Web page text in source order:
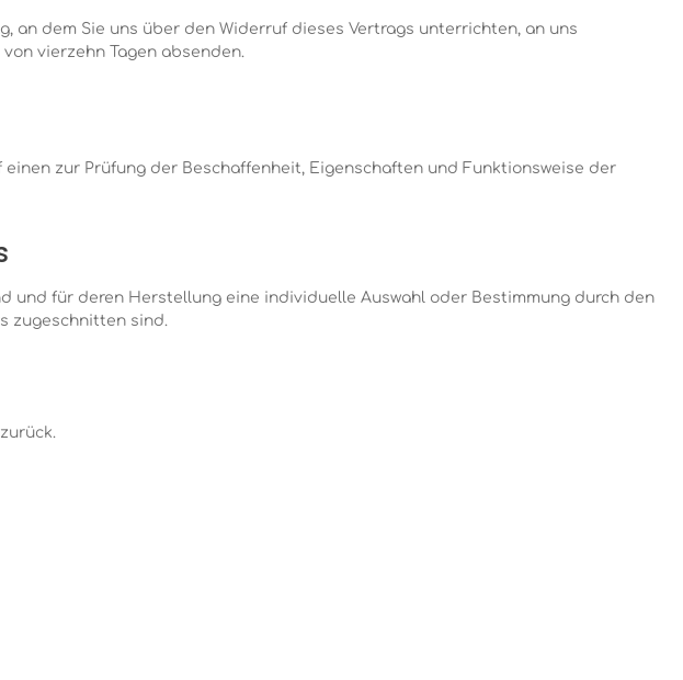
an dem Sie uns über den Widerruf dieses Vertrags unterrichten, an uns
vierzehn Tagen absenden.
zur Prüfung der Beschaffenheit, Eigenschaften und Funktionsweise der
und für deren Herstellung eine individuelle Auswahl oder Bestimmung durch den
zugeschnitten sind.